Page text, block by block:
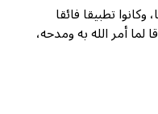
تطبيقا فائقا
لما أمر الله به ومدحه،